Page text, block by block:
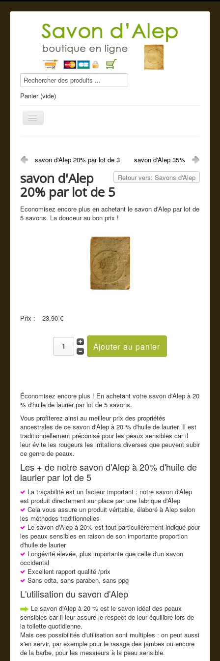
Panier (vide)
Savon d'Alep
Produits beauté
Compléments alimentaires
Guide conseil
savon d'Alep 20% par lot de 3
savon d'Alep 35%
Retour vers: Savons d'Alep
savon d'Alep
20% par lot de 5
Economisez encore plus en achetant le savon d'Alep par lot de
5 savons. La douceur au bon prix !
Prix : 23,90 €
Économisez encore plus ! En achetant votre savon d'Alep à 20
% d'huile de laurier par lot de 5 savons.
Vous profiterez ainsi au meilleur prix des propriétés
ancestrales de ce savon d'Alep à 20 % d'huile de laurier. Il est
traditionnellement préconisé pour les peaux sensibles car il
leur évite les rougeurs les irritations diverses que peuvent subir
ce genre de peaux.
Les + de notre savon d'Alep à 20% d'huile de
laurier par lot de 5
La traçabilité est un facteur important : notre savon d'Alep
est produit directement sur place par une fabrique d'Alep
Cela vous assure un produit véritable, élaboré à Alep selon
les méthodes traditionnelles
Le savon d'Alep à 20% est tout particulièrement indiqué pour
les peaux sensibles en raison de son importante proportion
d'huile de laurier
Longévité élevée, plus importante que celle d'un savon
occidental
Excellent rapport qualité /prix
Sans edta, sans paraben, sans ppg
L'utilisation du savon d'Alep
Le savon d'Alep à 20 % est le savon idéal des peaux
sensibles car il leur assure le respect de leur équilibre lors de
la toilette quotidienne.
Mais ces possibilités d'utilisation sont multiples : on peut aussi
s'en servir, par exemple pour le rasage des jambes ou encore
de la barbe, pour les messieurs à la peau sensible.